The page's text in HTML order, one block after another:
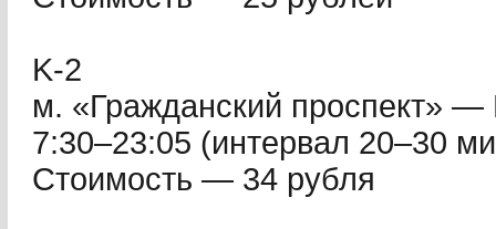
K-2
м. «Гражданский проспект»
7:30–23:05 (интервал 20–30
Стоимость — 34 рубля